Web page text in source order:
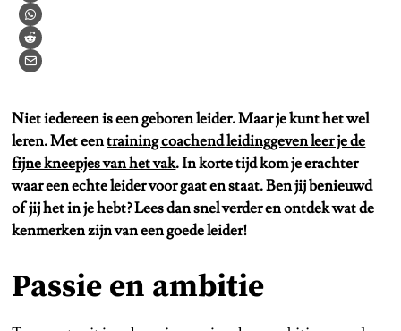
Niet iedereen is een geboren leider. Maar je kunt het wel
leren. Met eentraining coachend leidinggeven leer je de
fijne kneepjes van het vak. In korte tijd kom je erachter
waar een echte leider voor gaat en staat. Ben jij benieuwd
of jij het in je hebt? Lees dan snel verder en ontdek wat de
kenmerken zijn van een goede leider!
Passie en ambitie